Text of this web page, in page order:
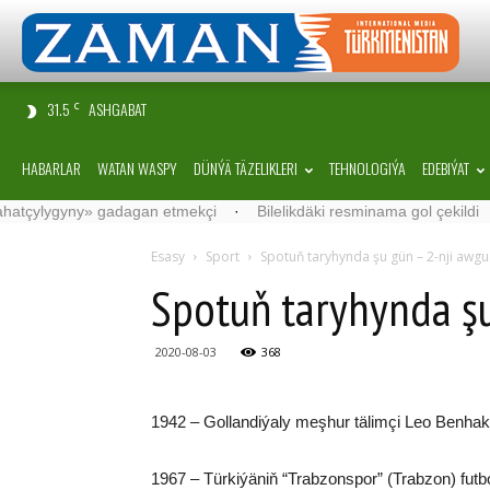
31.5 C ASHGABAT
HABARLAR WATAN WASPY DÜNÝÄ TÄZELIKLERI TEHNOLOGIÝA EDEBIÝAT
gadagan etmekçi · Bilelikdäki resminama gol çekildi ·
Esasy Sport Spotuň taryhynda şu gün – 2-nji
Spotuň taryhynda
2020-08-03 368
1942 – Gollandiýaly meşhur tälimçi Leo
1967 – Türkiýäniň “Trabzonspor” (Trabzon)